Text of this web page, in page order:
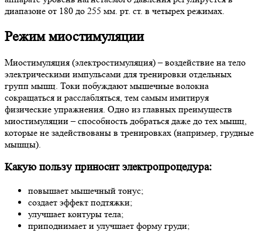
диапазоне от 180 до 255 мм. рт. ст. в четырех режимах.
Режим миостимуляции
Миостимуляция (электростимуляция) – воздействие на тело
электрическими импульсами для тренировки отдельных
групп мышц. Токи побуждают мышечные волокна
сокращаться и расслабляться, тем самым имитируя
физические упражнения. Одно из главных преимуществ
миостимуляции – способность добраться даже до тех мышц,
которые не задействованы в тренировках (например, грудные
мышцы).
Какую пользу приносит электропроцедура:
повышает мышечный тонус;
создает эффект подтяжки;
улучшает контуры тела;
приподнимает и улучшает форму груди;